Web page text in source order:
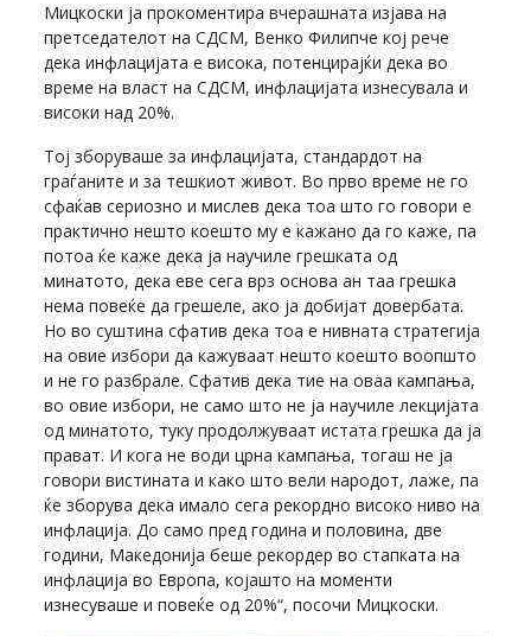
Мицкоски ја прокоментира вчерашната изјава на
претседателот на СДСМ, Венко Филипче кој рече
дека инфлацијата е висока, потенцирајќи дека во
време на власт на СДСМ, инфлацијата изнесувала и
високи над 20%.
Тој зборуваше за инфлацијата, стандардот на
граѓаните и за тешкиот живот. Во прво време не го
сфаќав сериозно и мислев дека тоа што го говори е
практично нешто коешто му е кажано да го каже, па
потоа ќе каже дека ја научиле грешката од
минатото, дека еве сега врз основа ан таа грешка
нема повеќе да грешеле, ако ја добијат довербата.
Но во суштина сфатив дека тоа е нивната стратегија
на овие избори да кажуваат нешто коешто воопшто
и не го разбрале. Сфатив дека тие на оваа кампања,
во овие избори, не само што не ја научиле лекцијата
од минатото, туку продолжуваат истата грешка да ја
прават. И кога не води црна кампања, тогаш не ја
говори вистината и како што вели народот, лаже, па
ќе зборува дека имало сега рекордно високо ниво на
инфлација. До само пред година и половина, две
години, Македонија беше рекордер во стапката на
инфлација во Европа, којашто на моменти
изнесуваше и повеќе од 20%“, посочи Мицкоски.